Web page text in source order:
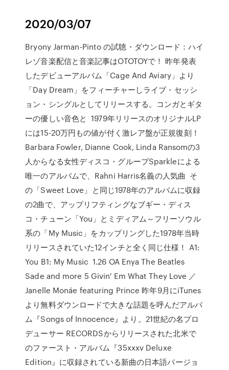
2020/03/07
Bryony Jarman-Pinto の試聴・ダウンロード：ハイ
レゾ音楽配信と音楽記事はOTOTOYで！ 昨年発表
したデビューアルバム「Cage And Aviary」より
「Day Dream」をフィーチャーしライブ・セッシ
ョン・シングルとしてリリースする。コンガとギタ
ーの優しい音色と 1979年リリースのオリジナルLP
には15-20万円もの値が付く激レア盤が正規復刻！
Barbara Fowler, Dianne Cook, Linda Ransomの3
人からなる女性ディスコ・グループSparkleによる
唯一のアルバムで、Rahni Harris名義の人気曲 そ
の「Sweet Love」と同じ1978年のアルバムに収録
の2曲で、アップリフティングなブギー・ディス
コ・チューン「You」とミディアム～フリーソウル
系の「My Music」をカップリングした1978年当時
リリースされていた12インチと全く同じ仕様！ A1:
You B1: My Music 1.26 OA Enya The Beatles
Sade and more 5 Givin' Em What They Love ／
Janelle Monáe featuring Prince 昨年9月にiTunes
より無料ダウンロードで大きな話題を呼んだアルバ
ム『Songs of Innocence』より。21世紀の名プロ
デューサー RECORDSからリリースされた北米で
のファースト・アルバム『35xxxv Deluxe
Edition』に収録されている新曲の日本語バージョ